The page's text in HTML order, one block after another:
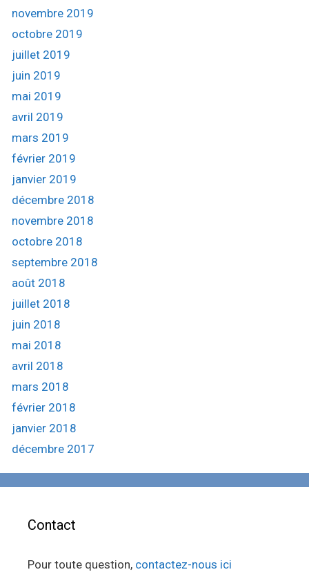
novembre 2019
octobre 2019
juillet 2019
juin 2019
mai 2019
avril 2019
mars 2019
février 2019
janvier 2019
décembre 2018
novembre 2018
octobre 2018
septembre 2018
août 2018
juillet 2018
juin 2018
mai 2018
avril 2018
mars 2018
février 2018
janvier 2018
décembre 2017
Contact
Pour toute question, contactez-nous ici